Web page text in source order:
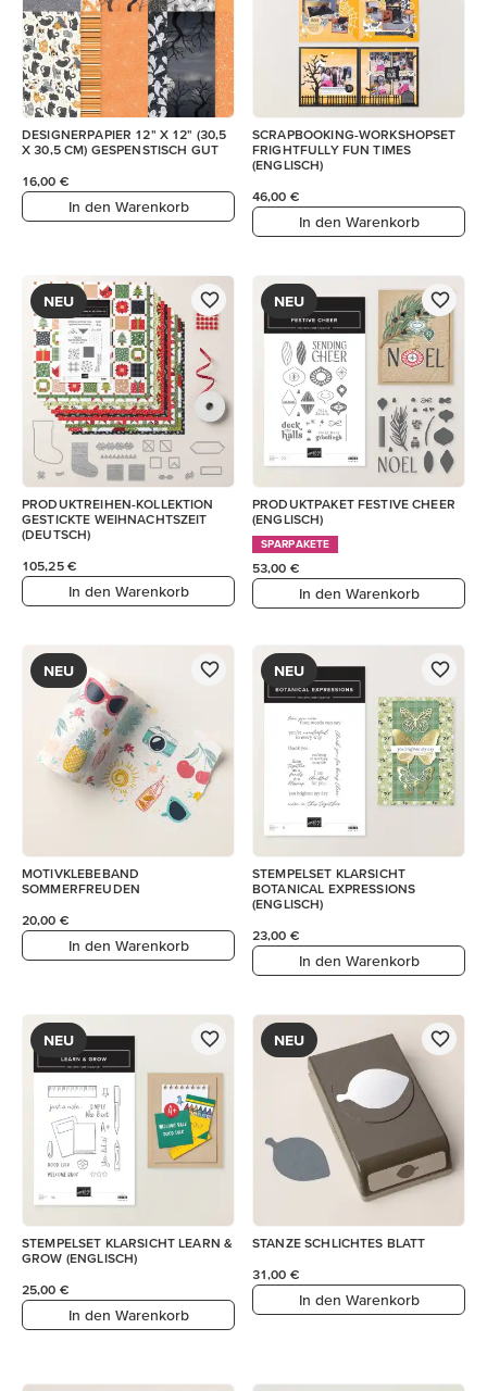
DESIGNERPAPIER 12" X 12" (30,5
X 30,5 CM) GESPENSTISCH GUT
16,00 €
In den Warenkorb
SCRAPBOOKING-WORKSHOPSET
FRIGHTFULLY FUN TIMES
(ENGLISCH)
46,00 €
In den Warenkorb
NEU
PRODUKTREIHEN-KOLLEKTION
GESTICKTE WEIHNACHTSZEIT
(DEUTSCH)
105,25 €
In den Warenkorb
NEU
PRODUKTPAKET FESTIVE CHEER
(ENGLISCH)
SPARPAKETE
53,00 €
In den Warenkorb
NEU
MOTIVKLEBEBAND
SOMMERFREUDEN
20,00 €
In den Warenkorb
NEU
STEMPELSET KLARSICHT
BOTANICAL EXPRESSIONS
(ENGLISCH)
23,00 €
In den Warenkorb
NEU
STEMPELSET KLARSICHT LEARN &
GROW (ENGLISCH)
25,00 €
In den Warenkorb
NEU
STANZE SCHLICHTES BLATT
31,00 €
In den Warenkorb